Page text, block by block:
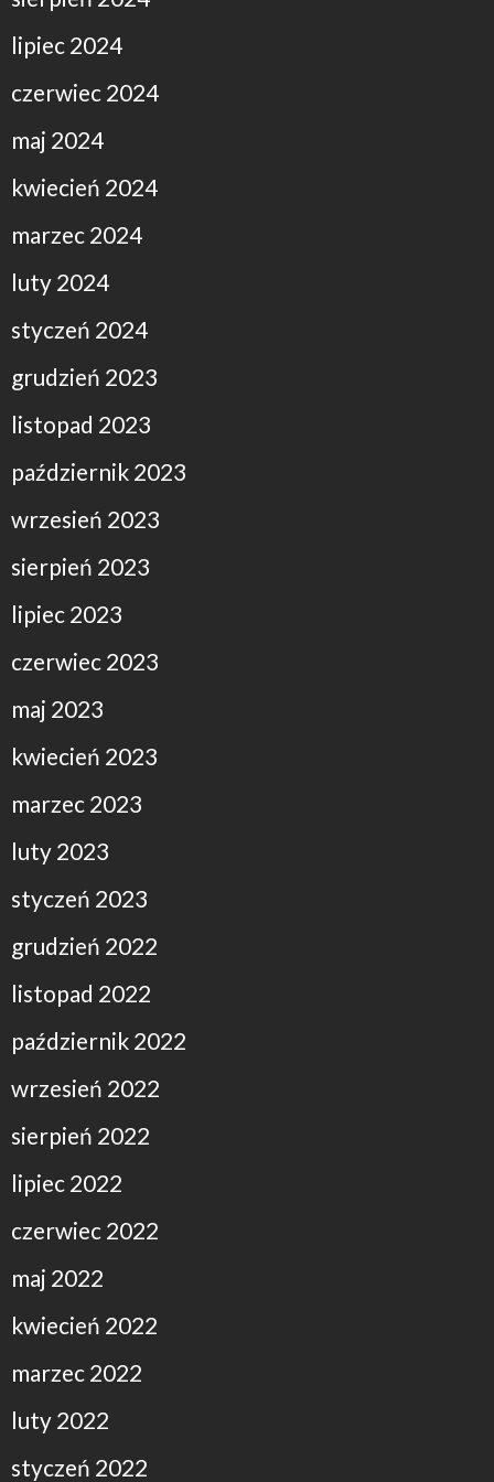
lipiec 2024
czerwiec 2024
maj 2024
kwiecień 2024
marzec 2024
luty 2024
styczeń 2024
grudzień 2023
listopad 2023
październik 2023
wrzesień 2023
sierpień 2023
lipiec 2023
czerwiec 2023
maj 2023
kwiecień 2023
marzec 2023
luty 2023
styczeń 2023
grudzień 2022
listopad 2022
październik 2022
wrzesień 2022
sierpień 2022
lipiec 2022
czerwiec 2022
maj 2022
kwiecień 2022
marzec 2022
luty 2022
styczeń 2022